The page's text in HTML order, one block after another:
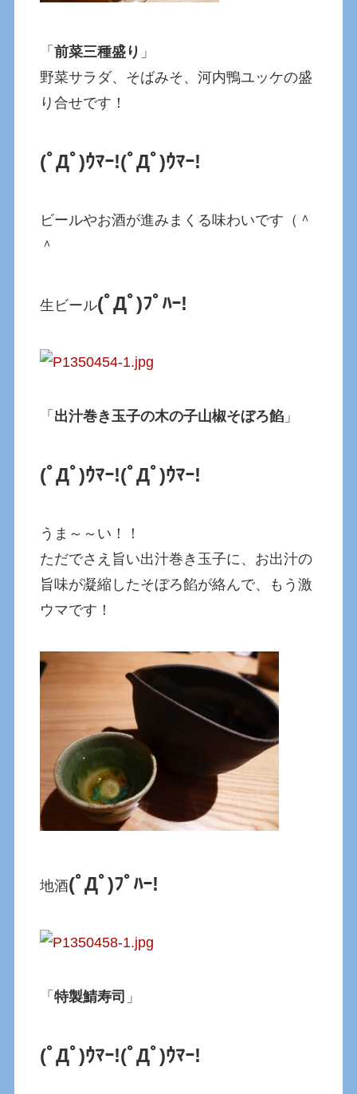
「前菜三種盛り 」
野菜サラダ、そばみそ、河内鴨ユッケの盛
り合せです！
(ﾟДﾟ)ｳﾏｰ!(ﾟДﾟ)ｳﾏｰ!
ビールやお酒が進みまくる味わいです（＾
＾
生ビール(ﾟДﾟ)ﾌﾟﾊｰ!
「 出汁巻き玉子の木の子山椒そぼろ餡 」
(ﾟДﾟ)ｳﾏｰ!(ﾟДﾟ)ｳﾏｰ!
うま～～い！！
ただでさえ旨い出汁巻き玉子に、お出汁の
旨味が凝縮したそぼろ餡が絡んで、もう激
ウマです！
地酒(ﾟДﾟ)ﾌﾟﾊｰ!
「特製鯖寿司 」
(ﾟДﾟ)ｳﾏｰ!(ﾟДﾟ)ｳﾏｰ!